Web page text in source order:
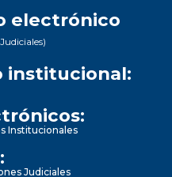
electrónico
institucional:
Institucionales
Judiciales